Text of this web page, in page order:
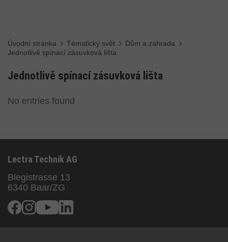
Úvodní stránka Tématický svět
Dům a zahrada
Jednotlivě spínací zásuvková lišta
Jednotlivě spínací zásuvková lišta
No entries found
Lectra Technik AG
Blegistrasse 13
6340 Baar/ZG
Facebook
InstagramYoutube